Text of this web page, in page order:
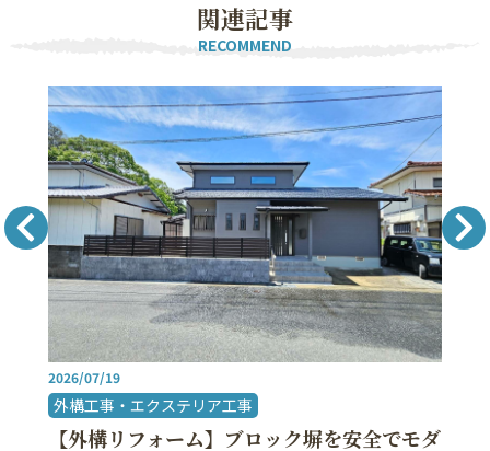
関連記事
RECOMMEND
全でモダ
内装リフォーム
【内装リフォーム】床クッション